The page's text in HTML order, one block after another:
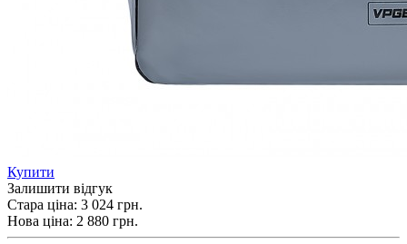
Купити
Залишити відгук
Стара ціна: 3 024 грн.
Нова ціна: 2 880 грн.